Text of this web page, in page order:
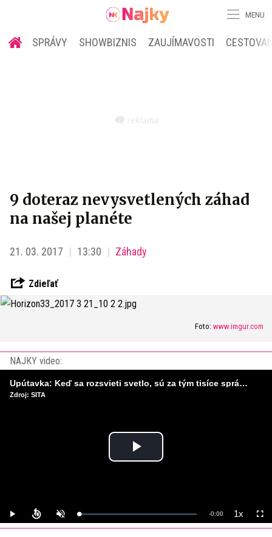
MENU
SPRÁVY SHOWBIZNIS ZAUJÍMAVOSTI
9 doteraz nevysvetlených záhad
na našej planéte
21. 03. 2017 13:30 Záhady
Zdieľať
Foto: www.imgur.com
NAJKY video:
Play
Play UnmuteLoaded:
0%
Remaining
-0:00 1xPlayback
Rate
Upútavka: Keď sa rozsvieti svetlo, sú za tým tisíce správnych rozhodnutí. Ako vzniká infraštruktúra, ktorú nevnímame?
Zdroj: SITA